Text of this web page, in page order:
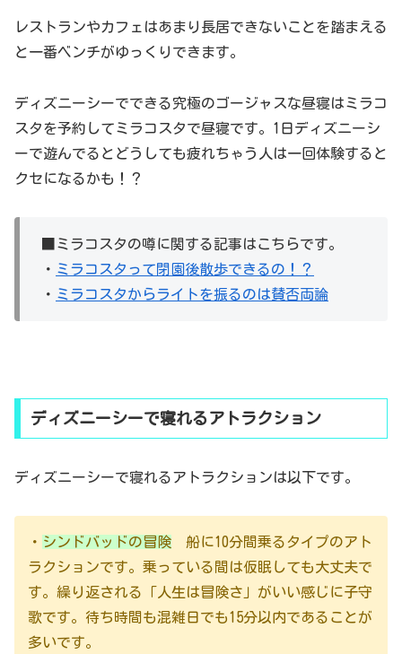
レストランやカフェはあまり長居できないことを踏まえる
と一番ベンチがゆっくりできます。
ディズニーシーでできる究極のゴージャスな昼寝はミラコ
スタを予約してミラコスタで昼寝です。1日ディズニーシ
ーで遊んでるとどうしても疲れちゃう人は一回体験すると
クセになるかも！？
■ミラコスタの噂に関する記事はこちらです。
・ ミラコスタって閉園後散歩できるの！？
・ ミラコスタからライトを振るのは賛否両論
ディズニーシーで寝れるアトラクション
ディズニーシーで寝れるアトラクションは以下です。
・ シンドバッドの冒険 船に10分間乗るタイプのアト
ラクションです。乗っている間は仮眠しても大丈夫で
す。繰り返される「人生は冒険さ」がいい感じに子守
歌です。待ち時間も混雑日でも15分以内であることが
多いです。